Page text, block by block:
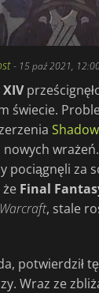
- 15 paź 2021,
świecie.
za
Final
, stale
potwierdził
Wraz ze